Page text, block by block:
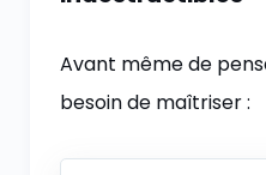
Avant même de
besoin de maîtriser :